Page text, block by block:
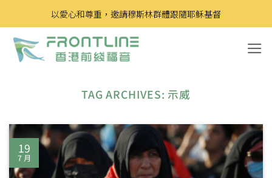
to
content
以愛心和尊重，邀請穆斯林群體跟隨耶穌基督
TAG ARCHIVES: 示威
19
7 月